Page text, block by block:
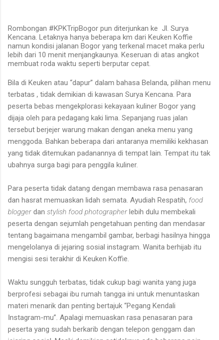
Rombongan #KPKTripBogor pun diterjunkan ke Jl. Surya
Kencana. Letaknya hanya beberapa km dari Keuken Koffie
namun kondisi jalanan Bogor yang terkenal macet maka perlu
lebih dari 10 menit menjangkaunya. Keseruan di atas angkot
membuat roda waktu seperti berputar cepat.
Bila di Keuken atau “dapur” dalam bahasa Belanda, pilihan menu
terbatas , tidak demikian di kawasan Surya Kencana. Para
peserta bebas mengekplorasi kekayaan kuliner Bogor yang
dijaja oleh para pedagang kaki lima. Sepanjang ruas jalan
tersebut berjejer warung makan dengan aneka menu yang
menggoda. Bahkan beberapa dari antaranya memiliki kekhasan
yang tidak ditemukan padanannya di tempat lain. Tempat itu tak
ubahnya surga bagi para penggila kuliner.
Para peserta tidak datang dengan membawa rasa penasaran
dan hasrat memuaskan lidah semata. Ayudiah Respatih, food
bloggerdan stylish food photographerlebih dulu membekali
peserta dengan sejumlah pengetahuan penting dan mendasar
tentang bagaimana mengambil gambar, berbagi hasilnya hingga
mengelolanya di jejaring sosial instagram. Wanita berhijab itu
mengisi sesi terakhir di Keuken Koffie.
Waktu sungguh terbatas, tidak cukup bagi wanita yang juga
berprofesi sebagai ibu rumah tangga ini untuk menuntaskan
materi menarik dan penting bertajuk “Pegang Kendali
Instagram-mu”. Apalagi memuaskan rasa penasaran para
peserta yang sudah berkarib dengan telepon genggam dan